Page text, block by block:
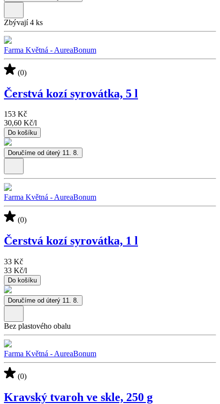
Zbývají 4 ks
Farma Květná - AureaBonum
(0)
Čerstvá kozí syrovátka, 5 l
153 Kč
30,60 Kč/l
Do košíku
Doručíme od úterý 11. 8.
Farma Květná - AureaBonum
(0)
Čerstvá kozí syrovátka, 1 l
33 Kč
33 Kč/l
Do košíku
Doručíme od úterý 11. 8.
Bez plastového obalu
Farma Květná - AureaBonum
(0)
Kravský tvaroh ve skle, 250 g